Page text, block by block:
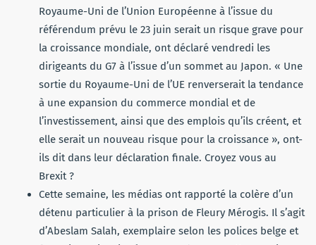
Royaume-Uni de l’Union Européenne à l’issue du
référendum prévu le 23 juin serait un risque grave pour
la croissance mondiale, ont déclaré vendredi les
dirigeants du G7 à l’issue d’un sommet au Japon. « Une
sortie du Royaume-Uni de l’UE renverserait la tendance
à une expansion du commerce mondial et de
l’investissement, ainsi que des emplois qu’ils créent, et
elle serait un nouveau risque pour la croissance », ont-
ils dit dans leur déclaration finale. Croyez vous au
Brexit ?
Cette semaine, les médias ont rapporté la colère d’un
détenu particulier à la prison de Fleury Mérogis. Il s’agit
d’Abeslam Salah, exemplaire selon les polices belge et